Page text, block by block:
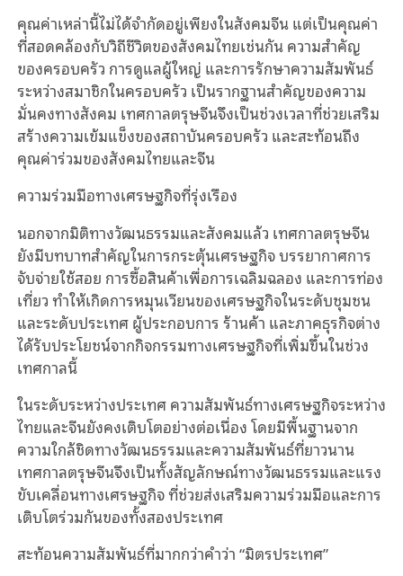
คุณค่าเหล่านี้ไม่ได้จำกัดอยู่เพียงในสังคมจีน แต่เป็นคุณค่า
ที่สอดคล้องกับวิถีชีวิตของสังคมไทยเช่นกัน ความสำคัญ
ของครอบครัว การดูแลผู้ใหญ่ และการรักษาความสัมพันธ์
ระหว่างสมาชิกในครอบครัว เป็นรากฐานสำคัญของความ
มั่นคงทางสังคม เทศกาลตรุษจีนจึงเป็นช่วงเวลาที่ช่วยเสริม
สร้างความเข้มแข็งของสถาบันครอบครัว และสะท้อนถึง
คุณค่าร่วมของสังคมไทยและจีน
ความร่วมมือทางเศรษฐกิจที่รุ่งเรือง
นอกจากมิติทางวัฒนธรรมและสังคมแล้ว เทศกาลตรุษจีน
ยังมีบทบาทสำคัญในการกระตุ้นเศรษฐกิจ บรรยากาศการ
จับจ่ายใช้สอย การซื้อสินค้าเพื่อการเฉลิมฉลอง และการท่อง
เที่ยว ทำให้เกิดการหมุนเวียนของเศรษฐกิจในระดับชุมชน
และระดับประเทศ ผู้ประกอบการ ร้านค้า และภาคธุรกิจต่าง
ได้รับประโยชน์จากกิจกรรมทางเศรษฐกิจที่เพิ่มขึ้นในช่วง
เทศกาลนี้
ในระดับระหว่างประเทศ ความสัมพันธ์ทางเศรษฐกิจระหว่าง
ไทยและจีนยังคงเติบโตอย่างต่อเนื่อง โดยมีพื้นฐานจาก
ความใกล้ชิดทางวัฒนธรรมและความสัมพันธ์ที่ยาวนาน
เทศกาลตรุษจีนจึงเป็นทั้งสัญลักษณ์ทางวัฒนธรรมและแรง
ขับเคลื่อนทางเศรษฐกิจ ที่ช่วยส่งเสริมความร่วมมือและการ
เติบโตร่วมกันของทั้งสองประเทศ
สะท้อนความสัมพันธ์ที่มากกว่าคำว่า “มิตรประเทศ”